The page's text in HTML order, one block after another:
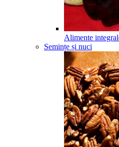
Alimente
Semințe și nuci